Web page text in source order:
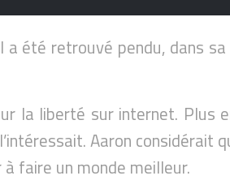
a été retrouvé pendu, dans
la liberté sur internet. Plus
Aaron considérait
faire un monde meilleur.